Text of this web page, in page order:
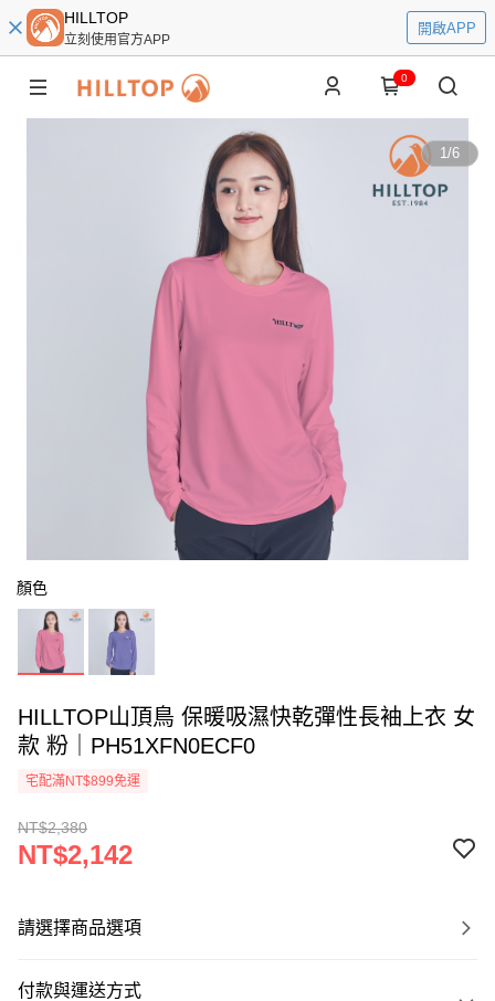
HILLTOP
立刻使用官方APP
開啟APP
0
1/6
顏色
HILLTOP山頂鳥 保暖吸濕快乾彈性長袖上衣 女
款 粉｜PH51XFN0ECF0
宅配滿NT$899免運
NT$2,380
NT$2,142
請選擇商品選項
付款與運送方式